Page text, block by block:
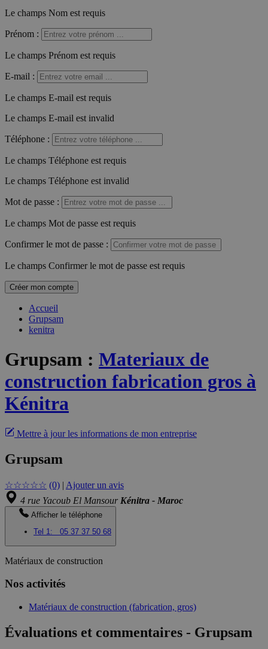
Le champs Nom est requis
Prénom :
Le champs Prénom est requis
E-mail :
Le champs E-mail est requis
Le champs E-mail est invalid
Téléphone :
Le champs Téléphone est requis
Le champs Téléphone est invalid
Mot de passe :
Le champs Mot de passe est requis
Confirmer le mot de passe :
Le champs Confirmer le mot de passe est requis
Créer mon compte
Accueil
Grupsam
kenitra
Grupsam : Materiaux de
construction fabrication gros à
Kénitra
Mettre à jour les informations de mon entreprise
Grupsam
☆☆☆☆☆ (0) | Ajouter un avis
4 rue Yacoub El Mansour Kénitra - Maroc
Afficher le téléphone
Tel 1:
05 37 37 50 68
Matériaux de construction
Nos activités
Matériaux de construction (fabrication, gros)
Évaluations et commentaires - Grupsam